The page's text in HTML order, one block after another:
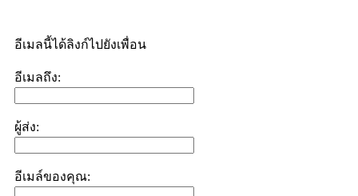
อีเมลนี้ได้ลิงก์ไปยังเพื่อน
อีเมลถึง:
ผู้ส่ง:
อีเมล์ของคุณ: